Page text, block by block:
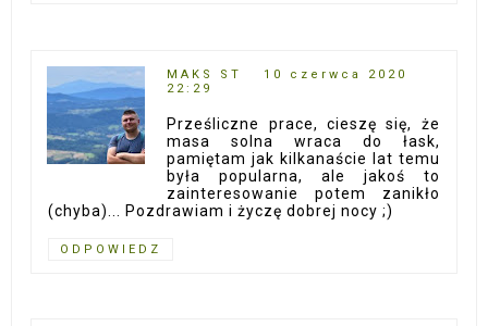
MAKS ST
10 czerwca 2020
22:29
Prześliczne prace, cieszę się, że
masa solna wraca do łask,
pamiętam jak kilkanaście lat temu
była popularna, ale jakoś to
zainteresowanie potem zanikło
(chyba)... Pozdrawiam i życzę dobrej nocy ;)
ODPOWIEDZ